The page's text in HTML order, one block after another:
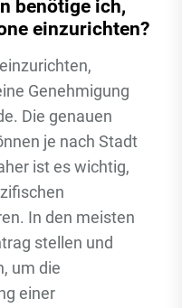
benötige ich,
einzurichten?
Genehmigung
Die genauen
je nach Stadt
ist es wichtig,
In den meisten
stellen und
um die
einer